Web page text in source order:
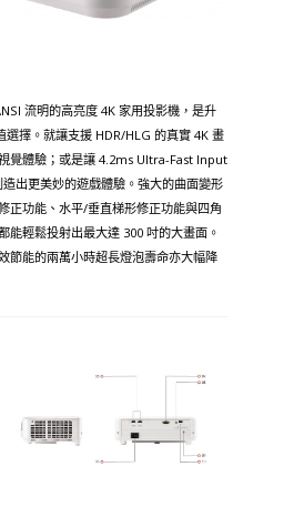
流明的高亮度 4K 家用投影機，是升
選擇。就讓支援 HDR/HLG 的真實 4K 畫
覺體驗；或是讓 4.2ms Ultra-Fast Input
出更美妙的遊戲體驗。強大的曲面變形
正功能、水平/垂直梯形修正功能與四角
能輕鬆投射出最大達 300 吋的大畫面。
節能的兩萬小時超長燈泡壽命亦大幅降